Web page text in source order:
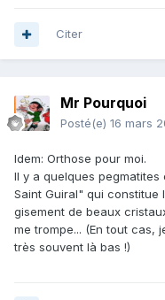
Citer
Mr Pourquoi
Posté(e) 16 mars
Idem: Orthose pour moi.
Il y a quelques
Saint Guiral" qui constitue
gisement de beaux
me trompe... (En tout
très souvent là bas !)